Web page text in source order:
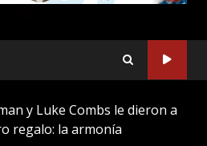
y Luke Combs le dieron a
regalo: la armonía